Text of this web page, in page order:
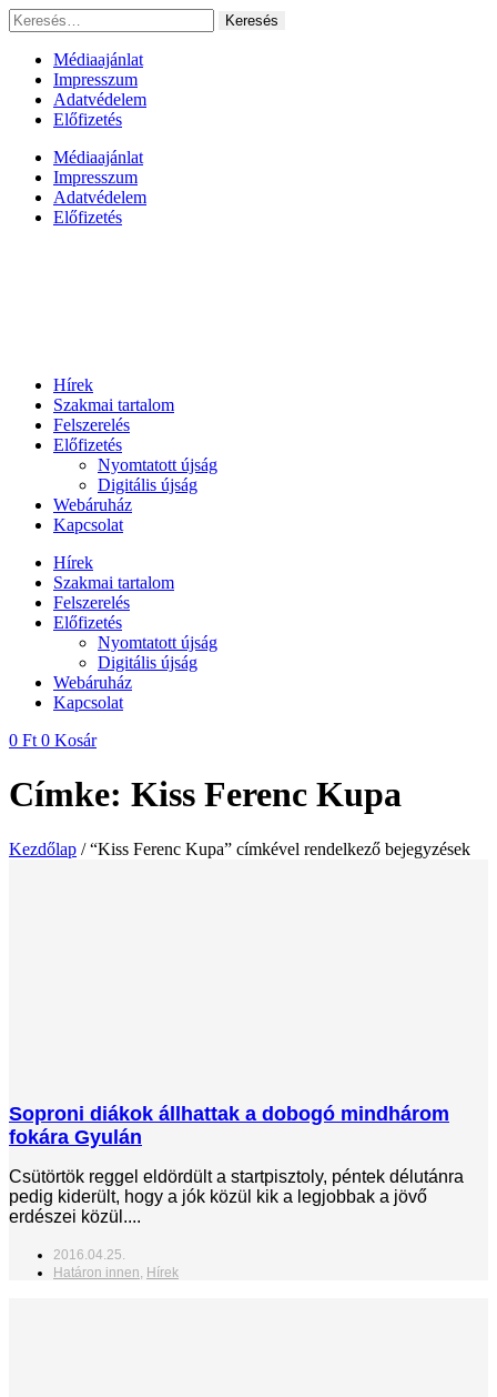
Ugrás
a
tartalomhoz
Keresés:
Médiaajánlat
Impresszum
Adatvédelem
Előfizetés
Médiaajánlat
Impresszum
Adatvédelem
Előfizetés
Hírek
Szakmai tartalom
Felszerelés
Előfizetés
Nyomtatott újság
Digitális újság
Webáruház
Kapcsolat
Hírek
Szakmai tartalom
Felszerelés
Előfizetés
Nyomtatott újság
Digitális újság
Webáruház
Kapcsolat
0 Ft 0 Kosár
Címke: Kiss Ferenc Kupa
Kezdőlap / “Kiss Ferenc Kupa” címkével rendelkező bejegyzések
Soproni diákok állhattak a dobogó mindhárom
fokára Gyulán
Csütörtök reggel eldördült a startpisztoly, péntek délutánra
pedig kiderült, hogy a jók közül kik a legjobbak a jövő
erdészei közül....
2016.04.25.
Határon innen, Hírek